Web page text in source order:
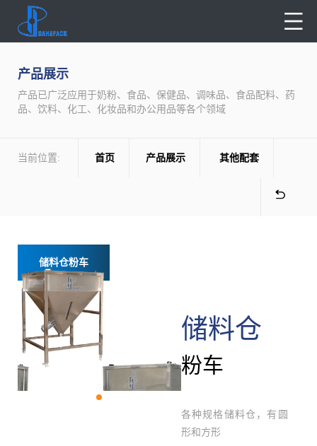
产品展示
产品已广泛应用于奶粉、食品、保健品、调味品、食品配料、药
品、饮料、化工、化妆品和办公用品等各个领域
当前位置: 首页 产品展示 其他配套
储料仓粉车
储料仓
粉车
各种规格储料仓，有圆
形和方形